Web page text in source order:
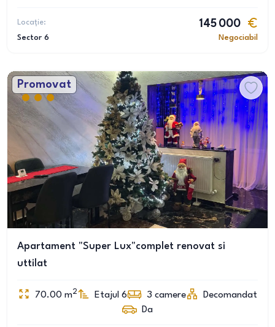
Locație:
Sector 6
145 000
Negociabil
Promovat
Apartament "Super Lux"complet renovat si
uttilat
70.00 m2 Etajul 6 3 camere
Decomandat
Da